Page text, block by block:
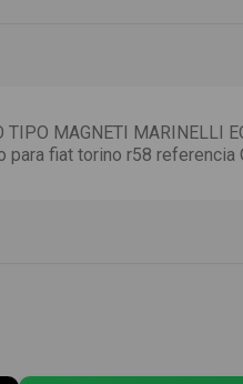
TIPO MAGNETI MARINELLI
fiat torino r58 referencia